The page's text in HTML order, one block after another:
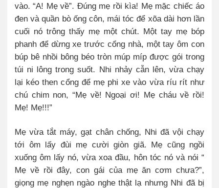
vào. “A! Mẹ về”. Đúng mẹ rồi kìa! Mẹ mặc chiếc áo
đen và quần bò ống côn, mái tóc để xõa dài hơn lần
cuối nó trông thấy mẹ một chút. Một tay mẹ bóp
phanh để dừng xe trước cổng nhà, một tay ôm con
búp bê nhồi bông béo tròn múp míp được gói trong
túi ni lông trong suốt. Nhi nhảy cẫn lên, vừa chạy
lại kéo then cổng để mẹ phi xe vào vừa ríu rít như
chú chim non, “Mẹ về! Ngoại ơi! Mẹ cháu về rồi!
Mẹ! Mẹ!!!”
Mẹ vừa tắt máy, gạt chân chống, Nhi đã vội chạy
tới ôm lấy đùi mẹ cười giòn giã. Mẹ cũng ngồi
xuống ôm lấy nó, vừa xoa đầu, hôn tóc nó và nói “
Mẹ về rồi đây, con gái của mẹ ăn cơm chưa?”,
giọng mẹ nghẹn ngào nghe thật lạ nhưng Nhi đã bị